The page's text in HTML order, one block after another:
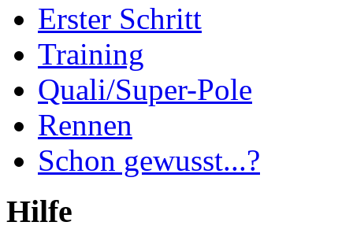
Erster Schritt
Training
Quali/Super-Pole
Rennen
Schon gewusst...?
Hilfe